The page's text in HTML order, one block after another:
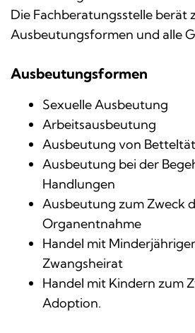
Die Fachberatungsstelle berät
Ausbeutungsformen und alle
Ausbeutungsformen
Sexuelle Ausbeutung
Arbeitsausbeutung
Ausbeutung von
Ausbeutung bei der
Handlungen
Ausbeutung zum Zweck
Organentnahme
Handel mit
Zwangsheirat
Handel mit Kindern zum
Adoption.